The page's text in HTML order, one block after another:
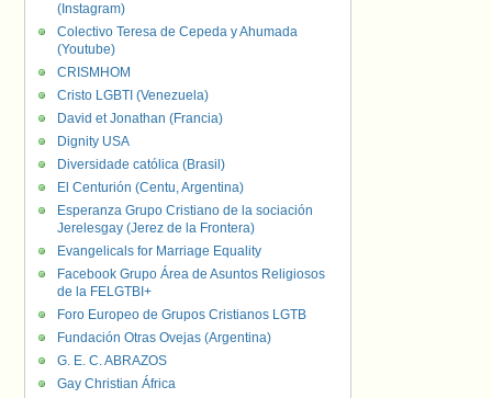
(Instagram)
Colectivo Teresa de Cepeda y Ahumada
(Youtube)
CRISMHOM
Cristo LGBTI (Venezuela)
David et Jonathan (Francia)
Dignity USA
Diversidade católica (Brasil)
El Centurión (Centu, Argentina)
Esperanza Grupo Cristiano de la sociación
Jerelesgay (Jerez de la Frontera)
Evangelicals for Marriage Equality
Facebook Grupo Área de Asuntos Religiosos
de la FELGTBI+
Foro Europeo de Grupos Cristianos LGTB
Fundación Otras Ovejas (Argentina)
G. E. C. ABRAZOS
Gay Christian África